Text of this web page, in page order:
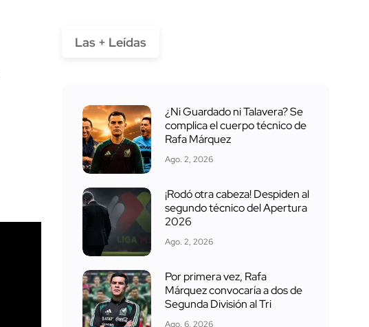
Las + Leídas
¿Ni Guardado ni Talavera? Se
complica el cuerpo técnico de
Rafa Márquez
Ago. 2, 2026
¡Rodó otra cabeza! Despiden al
segundo técnico del Apertura
2026
Ago. 2, 2026
Por primera vez, Rafa
Márquez convocaría a dos de
Segunda División al Tri
Ago. 6, 2026